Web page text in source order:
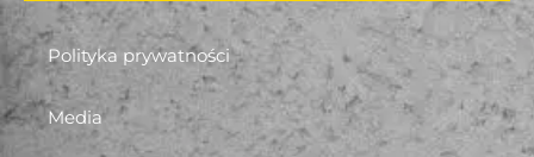
Polityka prywatności
Media